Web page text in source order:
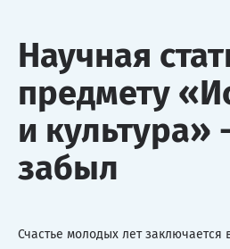
Научная
предмету
и культура»
забыл
Счастье молодых лет заключается